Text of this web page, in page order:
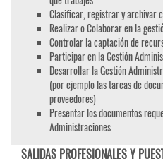
Clasificar, registrar y archivar
Realizar o Colaborar en la
Controlar la captación de
Participar en la Gestión
Desarrollar la Gestión
(por ejemplo las tareas de
proveedores)
Presentar los documentos
Administraciones
SALIDAS PROFESIONALES Y